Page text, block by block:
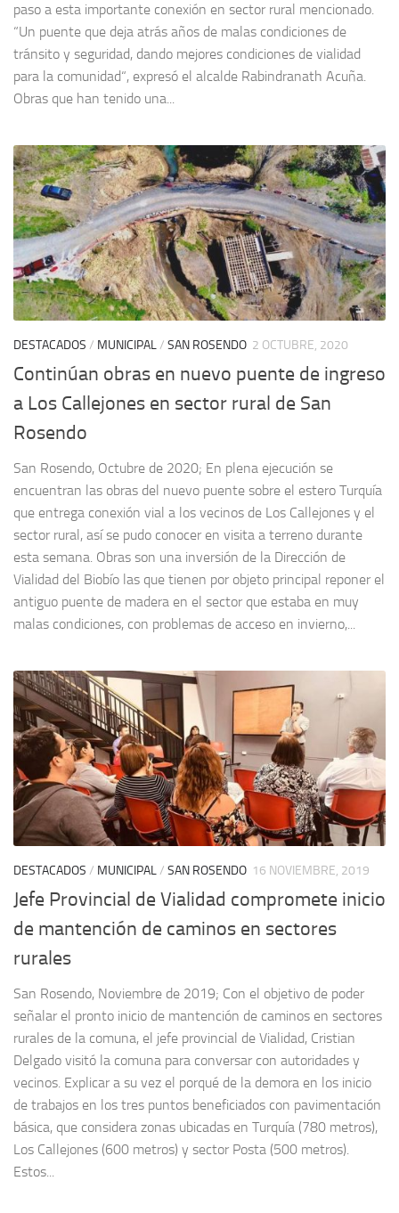
paso a esta importante conexión en sector rural mencionado.
“Un puente que deja atrás años de malas condiciones de
tránsito y seguridad, dando mejores condiciones de vialidad
para la comunidad“, expresó el alcalde Rabindranath Acuña.
Obras que han tenido una...
DESTACADOS / MUNICIPAL/ SAN ROSENDO 2 OCTUBRE, 2020
Continúan obras en nuevo puente de ingreso
a Los Callejones en sector rural de San
Rosendo
San Rosendo, Octubre de 2020; En plena ejecución se
encuentran las obras del nuevo puente sobre el estero Turquía
que entrega conexión vial a los vecinos de Los Callejones y el
sector rural, así se pudo conocer en visita a terreno durante
esta semana. Obras son una inversión de la Dirección de
Vialidad del Biobío las que tienen por objeto principal reponer el
antiguo puente de madera en el sector que estaba en muy
malas condiciones, con problemas de acceso en invierno,...
DESTACADOS / MUNICIPAL/ SAN ROSENDO 16 NOVIEMBRE, 2019
Jefe Provincial de Vialidad compromete inicio
de mantención de caminos en sectores
rurales
San Rosendo, Noviembre de 2019; Con el objetivo de poder
señalar el pronto inicio de mantención de caminos en sectores
rurales de la comuna, el jefe provincial de Vialidad, Cristian
Delgado visitó la comuna para conversar con autoridades y
vecinos. Explicar a su vez el porqué de la demora en los inicio
de trabajos en los tres puntos beneficiados con pavimentación
básica, que considera zonas ubicadas en Turquía (780 metros),
Los Callejones (600 metros) y sector Posta (500 metros).
Estos...